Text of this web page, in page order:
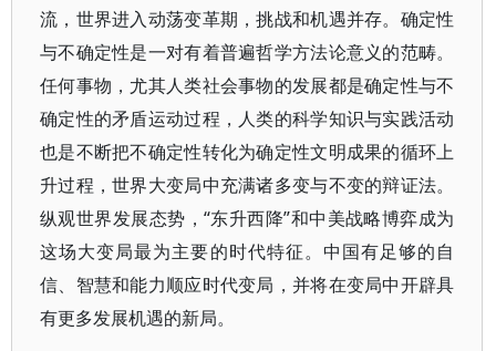
流，世界进入动荡变革期，挑战和机遇并存。确定性
与不确定性是一对有着普遍哲学方法论意义的范畴。
任何事物，尤其人类社会事物的发展都是确定性与不
确定性的矛盾运动过程，人类的科学知识与实践活动
也是不断把不确定性转化为确定性文明成果的循环上
升过程，世界大变局中充满诸多变与不变的辩证法。
纵观世界发展态势，“东升西降”和中美战略博弈成为
这场大变局最为主要的时代特征。中国有足够的自
信、智慧和能力顺应时代变局，并将在变局中开辟具
有更多发展机遇的新局。